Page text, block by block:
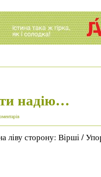
надію…
сторону: Вірші /